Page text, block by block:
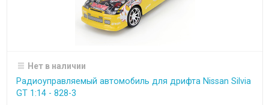
Нет в наличии
Радиоуправляемый автомобиль для дрифта Nissan Silvia
GT 1:14 - 828-3